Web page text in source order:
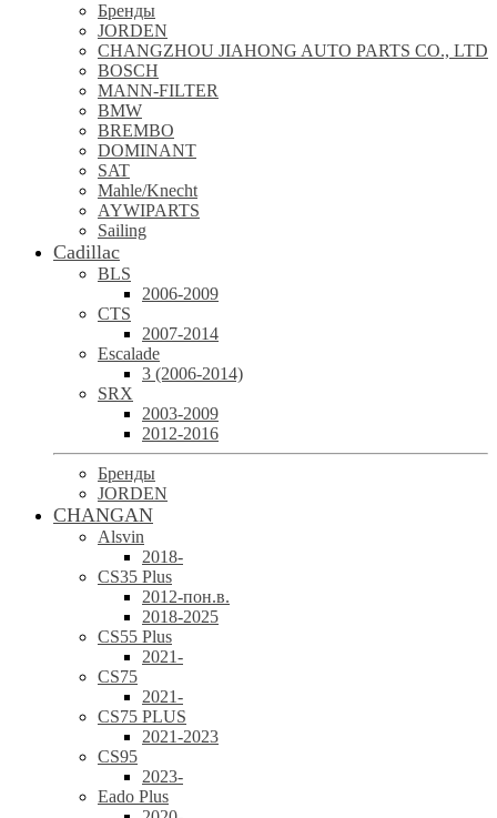
Бренды
JORDEN
CHANGZHOU JIAHONG AUTO PARTS CO., LTD
BOSCH
MANN-FILTER
BMW
BREMBO
DOMINANT
SAT
Mahle/Knecht
AYWIPARTS
Sailing
Cadillac
BLS
2006-2009
CTS
2007-2014
Escalade
3 (2006-2014)
SRX
2003-2009
2012-2016
Бренды
JORDEN
CHANGAN
Alsvin
2018-
CS35 Plus
2012-пон.в.
2018-2025
CS55 Plus
2021-
CS75
2021-
CS75 PLUS
2021-2023
CS95
2023-
Eado Plus